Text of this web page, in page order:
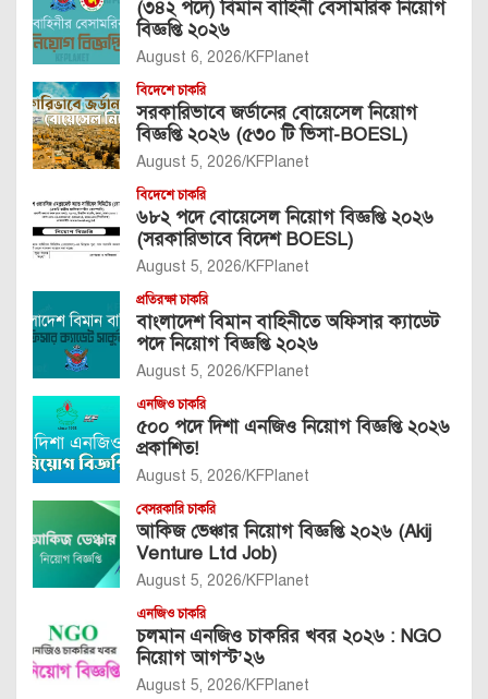
(৩৪২ পদে) বিমান বাহিনী বেসামরিক নিয়োগ
বিজ্ঞপ্তি ২০২৬
August 6, 2026 KFPlanet
বিদেশে চাকরি
সরকারিভাবে জর্ডানের বোয়েসেল নিয়োগ
বিজ্ঞপ্তি ২০২৬ (৫৩০ টি ভিসা-BOESL)
August 5, 2026 KFPlanet
বিদেশে চাকরি
৬৮২ পদে বোয়েসেল নিয়োগ বিজ্ঞপ্তি ২০২৬
(সরকারিভাবে বিদেশ BOESL)
August 5, 2026 KFPlanet
প্রতিরক্ষা চাকরি
বাংলাদেশ বিমান বাহিনীতে অফিসার ক্যাডেট
পদে নিয়োগ বিজ্ঞপ্তি ২০২৬
August 5, 2026 KFPlanet
এনজিও চাকরি
৫০০ পদে দিশা এনজিও নিয়োগ বিজ্ঞপ্তি ২০২৬
প্রকাশিত!
August 5, 2026 KFPlanet
বেসরকারি চাকরি
আকিজ ভেঞ্চার নিয়োগ বিজ্ঞপ্তি ২০২৬ (Akij
Venture Ltd Job)
August 5, 2026 KFPlanet
এনজিও চাকরি
চলমান এনজিও চাকরির খবর ২০২৬ : NGO
নিয়োগ আগস্ট’২৬
August 5, 2026 KFPlanet